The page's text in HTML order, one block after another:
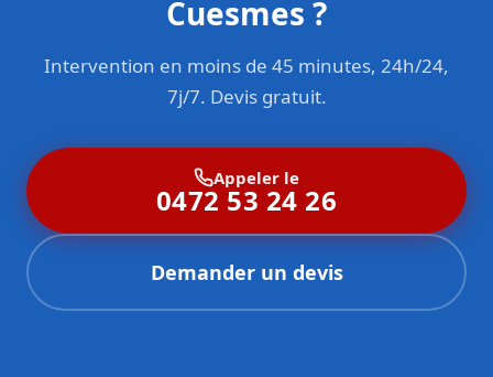
Cuesmes ?
Intervention en moins de 45 minutes, 24h/24,
7j/7. Devis gratuit.
Appeler le
0472 53 24 26
Demander un devis